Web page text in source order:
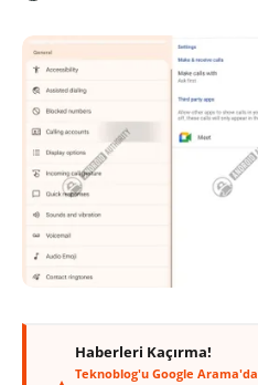
Haberleri Kaçırma!
Teknoblog'u Google Arama'da